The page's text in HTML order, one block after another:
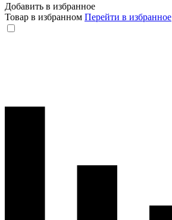
Добавить в избранное
Товар в избранном Перейти в избранное